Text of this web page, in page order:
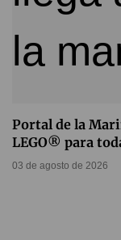
Portal de la
LEGO® para
03 de agosto de 2026